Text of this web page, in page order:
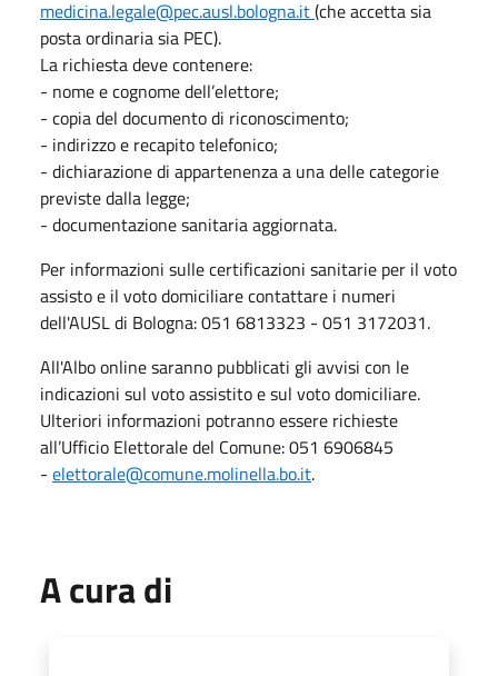
medicina.legale@pec.ausl.bologna.it(che accetta sia
posta ordinaria sia PEC).
La richiesta deve contenere:
- nome e cognome dell’elettore;
- copia del documento di riconoscimento;
- indirizzo e recapito telefonico;
- dichiarazione di appartenenza a una delle categorie
previste dalla legge;
- documentazione sanitaria aggiornata.
Per informazioni sulle certificazioni sanitarie per il voto
assisto e il voto domiciliare contattare i numeri
dell'AUSL di Bologna: 051 6813323 - 051 3172031.
All'Albo online saranno pubblicati gli avvisi con le
indicazioni sul voto assistito e sul voto domiciliare.
Ulteriori informazioni potranno essere richieste
all’Ufficio Elettorale del Comune: 051 6906845
- elettorale@comune.molinella.bo.it.
A cura di